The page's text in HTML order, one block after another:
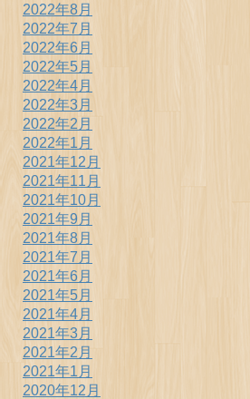
2022年8月
2022年7月
2022年6月
2022年5月
2022年4月
2022年3月
2022年2月
2022年1月
2021年12月
2021年11月
2021年10月
2021年9月
2021年8月
2021年7月
2021年6月
2021年5月
2021年4月
2021年3月
2021年2月
2021年1月
2020年12月